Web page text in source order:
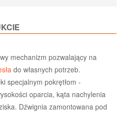
mechanizm pozwalający na
do własnych potrzeb.
specjalnym pokrętłom -
oparcia, kąta nachylenia
Dźwignia zamontowana pod